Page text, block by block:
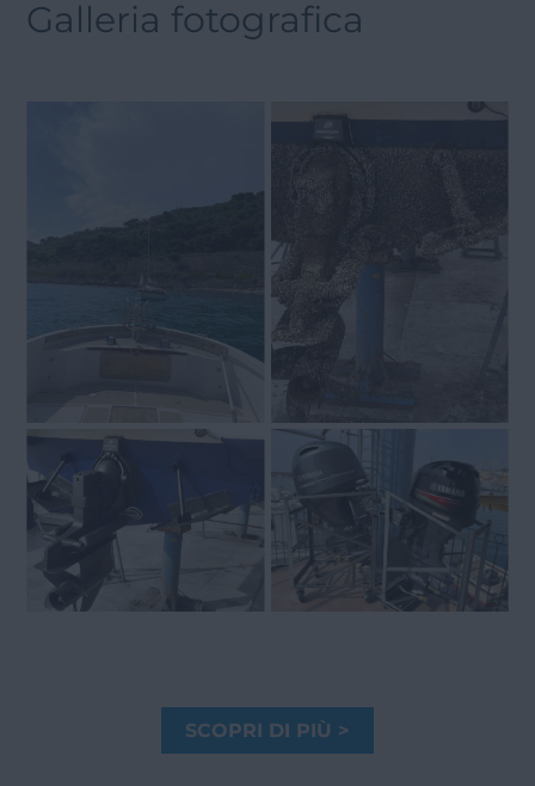
Galleria fotografica
SCOPRI DI PIÙ >